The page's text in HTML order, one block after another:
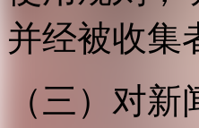
并经被收集
（三）对